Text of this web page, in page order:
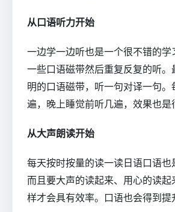
从口语听力开始
一边学一边听也是一个很不错的学
一些口语磁带然后重复反复的听。
明的口语磁带，听一句对译一句。
遍，晚上睡觉前听几遍，效果也是
从大声朗读开始
每天按时按量的读一读日语口语也
而且要大声的读起来、用心的读起
样才会具有效率。口语也会得到提